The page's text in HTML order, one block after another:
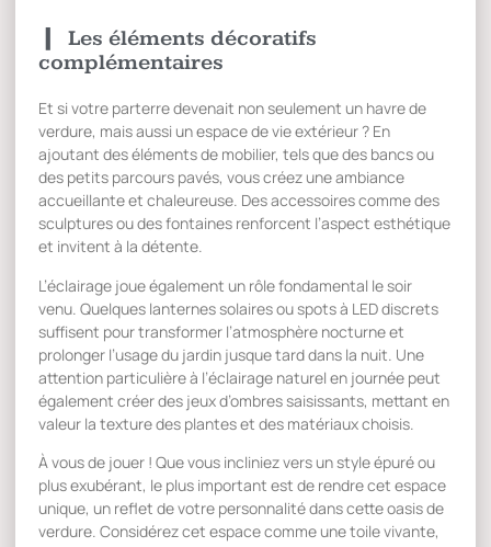
Les éléments décoratifs
complémentaires
Et si votre parterre devenait non seulement un havre de
verdure, mais aussi un espace de vie extérieur ? En
ajoutant des éléments de mobilier, tels que des bancs ou
des petits parcours pavés, vous créez une ambiance
accueillante et chaleureuse. Des accessoires comme des
sculptures ou des fontaines renforcent l’aspect esthétique
et invitent à la détente.
L’éclairage joue également un rôle fondamental le soir
venu. Quelques lanternes solaires ou spots à LED discrets
suffisent pour transformer l’atmosphère nocturne et
prolonger l’usage du jardin jusque tard dans la nuit. Une
attention particulière à l’éclairage naturel en journée peut
également créer des jeux d’ombres saisissants, mettant en
valeur la texture des plantes et des matériaux choisis.
À vous de jouer ! Que vous incliniez vers un style épuré ou
plus exubérant, le plus important est de rendre cet espace
unique, un reflet de votre personnalité dans cette oasis de
verdure. Considérez cet espace comme une toile vivante,